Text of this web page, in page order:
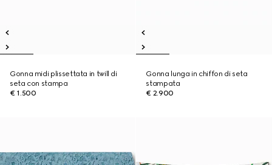
Gonna midi plissettata in twill di
seta con stampa
€ 1.500
Gonna lunga in chiffon di seta
stampata
€ 2.900